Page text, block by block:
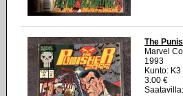
The
Marvel
1993
Kunto:
3.00 €